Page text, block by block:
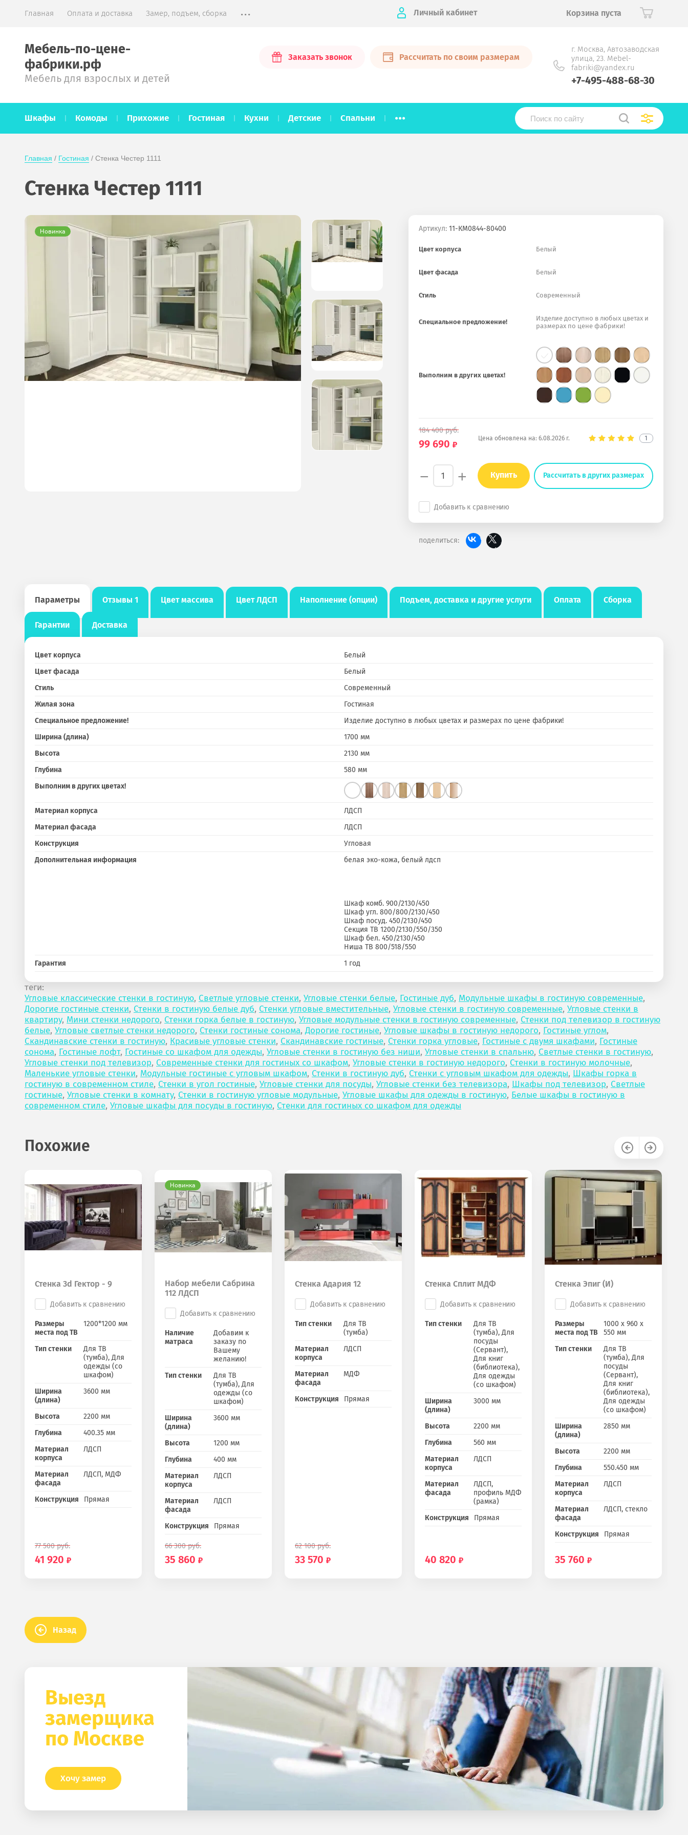
Главная Оплата и доставка Замер, подъем, сборка ... Личный кабинет Корзина пуста
Мебель-по-цене-
фабрики.рф
Мебель для взрослых и детей
Заказать звонок Рассчитать по своим размерам
г. Москва, Автозаводская
улица, 23. Mebel-
fabriki@yandex.ru
+7-495-488-68-30
Шкафы Комоды Прихожие Гостиная Кухни Детские Спальни ...
Главная / Гостиная / Стенка Честер 1111
Стенка Честер 1111
Новинка Артикул: 11-КМ0844-80400
Цвет корпуса Белый
Цвет фасада Белый
Стиль Современный
Специальное предложение!
Изделие доступно в любых цветах и
размерах по цене фабрики!
Выполним в других цветах!
184 400руб.
99 690 Цена обновлена на: 6.08.2026 г. 1
− + Купить Рассчитать в других размерах
Добавить к сравнению
поделиться:
Параметры Отзывы 1 Цвет массива Цвет ЛДСП Наполнение (опции) Подъем, доставка и другие услуги Оплата Сборка
Гарантии Доставка
Цвет корпуса
Белый
Цвет фасада
Белый
Стиль
Современный
Жилая зона
Гостиная
Специальное предложение!
Изделие доступно в любых цветах и размерах по цене фабрики!
Ширина (длина)
1700 мм
Высота
2130 мм
Глубина
580 мм
Выполним в других цветах!
Материал корпуса
ЛДСП
Материал фасада
ЛДСП
Конструкция
Угловая
Дополнительная информация
белая эко-кожа, белый лдсп
Шкаф комб. 900/2130/450
Шкаф угл. 800/800/2130/450
Шкаф посуд. 450/2130/450
Секция ТВ 1200/2130/550/350
Шкаф бел. 450/2130/450
Ниша ТВ 800/518/550
Гарантия
1 год
теги:
Угловые классические стенки в гостиную, Светлые угловые стенки, Угловые стенки белые, Гостиные дуб, Модульные шкафы в гостиную современные,
Дорогие гостиные стенки, Стенки в гостиную белые дуб, Стенки угловые вместительные, Угловые стенки в гостиную современные, Угловые стенки в
квартиру, Мини стенки недорого, Стенки горка белые в гостиную, Угловые модульные стенки в гостиную современные, Стенки под телевизор в гостиную
белые, Угловые светлые стенки недорого, Стенки гостиные сонома,Дорогие гостиные, Угловые шкафы в гостиную недорого, Гостиные углом,
Скандинавские стенки в гостиную, Красивые угловые стенки, Скандинавские гостиные, Стенки горка угловые, Гостиные с двумя шкафами, Гостиные
сонома, Гостиные лофт, Гостиные со шкафом для одежды, Угловые стенки в гостиную без ниши, Угловые стенки в спальню, Светлые стенки в гостиную,
Угловые стенки под телевизор, Современные стенки для гостиных со шкафом, Угловые стенки в гостиную недорого, Стенки в гостиную молочные,
Маленькие угловые стенки, Модульные гостиные с угловым шкафом, Стенки в гостиную дуб, Стенки с угловым шкафом для одежды, Шкафы горка в
гостиную в современном стиле, Стенки в угол гостиные, Угловые стенки для посуды, Угловые стенки без телевизора, Шкафы под телевизор, Светлые
гостиные, Угловые стенки в комнату, Стенки в гостиную угловые модульные, Угловые шкафы для одежды в гостиную, Белые шкафы в гостиную в
современном стиле, Угловые шкафы для посуды в гостиную, Стенки для гостиных со шкафом для одежды
Похожие
Стенка 3d Гектор - 9
Добавить к сравнению
Размеры
места под ТВ
1200*1200 мм
Тип стенки
Для ТВ
(тумба), Для
одежды (со
шкафом)
Ширина
(длина)
3600 мм
Высота
2200 мм
Глубина
400.35 мм
Материал
корпуса
ЛДСП
Материал
фасада
ЛДСП, МДФ
Конструкция Прямая
77 500руб.
41 920
Новинка
Набор мебели Сабрина
112 ЛДСП
Добавить к сравнению
Наличие
матраса
Добавим к
заказу по
Вашему
желанию!
Тип стенки
Для ТВ
(тумба), Для
одежды (со
шкафом)
Ширина
(длина)
3600 мм
Высота
1200 мм
Глубина
400 мм
Материал
корпуса
ЛДСП
Материал
фасада
ЛДСП
Конструкция Прямая
66 300руб.
35 860
Стенка Адария 12
Добавить к сравнению
Тип стенки
Для ТВ
(тумба)
Материал
корпуса
ЛДСП
Материал
фасада
МДФ
Конструкция Прямая
62 100руб.
33 570
Стенка Сплит МДФ
Добавить к сравнению
Тип стенки
Для ТВ
(тумба), Для
посуды
(Сервант),
Для книг
(библиотека),
Для одежды
(со шкафом)
Ширина
(длина)
3000 мм
Высота
2200 мм
Глубина
560 мм
Материал
корпуса
ЛДСП
Материал
фасада
ЛДСП,
профиль МДФ
(рамка)
Конструкция
Прямая
40 820
Стенка Эпиг (И)
Добавить к сравнению
Размеры
места под ТВ
1000 х 960 х
550 мм
Тип стенки
Для ТВ
(тумба), Для
посуды
(Сервант),
Для книг
(библиотека),
Для одежды
(со шкафом)
Ширина
(длина)
2850 мм
Высота
2200 мм
Глубина
550.450 мм
Материал
корпуса
ЛДСП
Материал
фасада
ЛДСП, стекло
Конструкция Прямая
35 760
Назад
Выезд
замерщика
по Москве
Хочу замер